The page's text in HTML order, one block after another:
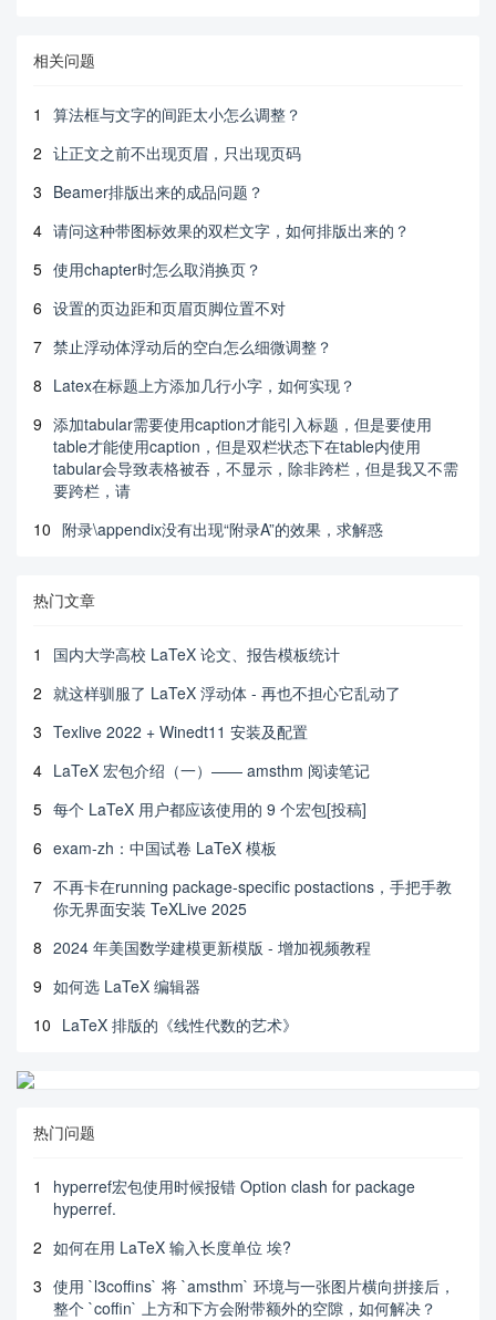
相关问题
1
算法框与文字的间距太小怎么调整？
2 让正文之前不出现页眉，只出现页码
3 Beamer排版出来的成品问题？
4 请问这种带图标效果的双栏文字，如何排版出来的？
5 使用chapter时怎么取消换页？
6 设置的页边距和页眉页脚位置不对
7 禁止浮动体浮动后的空白怎么细微调整？
8 Latex在标题上方添加几行小字，如何实现？
9 添加tabular需要使用caption才能引入标题，但是要使用
table才能使用caption，但是双栏状态下在table内使用
tabular会导致表格被吞，不显示，除非跨栏，但是我又不需
要跨栏，请
10 附录\appendix没有出现“附录A”的效果，求解惑
热门文章
1
国内大学高校 LaTeX 论文、报告模板统计
2 就这样驯服了 LaTeX 浮动体 - 再也不担心它乱动了
3 Texlive 2022 + Winedt11 安装及配置
4 LaTeX 宏包介绍（一）—— amsthm 阅读笔记
5 每个 LaTeX 用户都应该使用的 9 个宏包[投稿]
6 exam-zh：中国试卷 LaTeX 模板
7 不再卡在running package-specific postactions，手把手教
你无界面安装 TeXLive 2025
8 2024 年美国数学建模更新模版 - 增加视频教程
9 如何选 LaTeX 编辑器
10 LaTeX 排版的《线性代数的艺术》
热门问题
1
hyperref宏包使用时候报错 Option clash for package
hyperref.
2 如何在用 LaTeX 输入长度单位 埃?
3 使用 `l3coffins` 将 `amsthm` 环境与一张图片横向拼接后，
整个 `coffin` 上方和下方会附带额外的空隙，如何解决？